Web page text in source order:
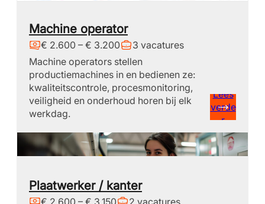
Machine operator
€ 2.600 – € 3.200
3 vacatures
Machine operators stellen
productiemachines in en bedienen ze:
kwaliteitscontrole, procesmonitoring,
veiligheid en onderhoud horen bij elk
werkdag.
Lees
verde
r
Plaatwerker / kanter
€ 2.600 – € 3.150 2 vacatures